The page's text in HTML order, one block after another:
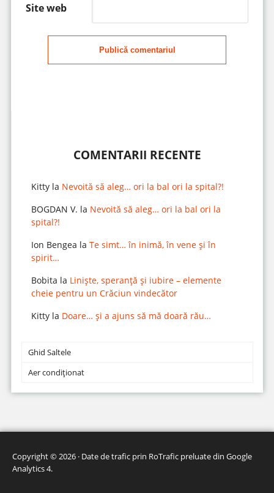
Site web
Publică comentariul
COMENTARII RECENTE
Kittyla Nevoită să aleg… ori la bal ori la spital?!
BOGDAN V. la Nevoită să aleg… ori la bal ori la
spital?!
Ion Bengea la Te simt… în inimă, în vene și în
spirit…
Bobita la Liniște, speranță și iubire – elemente
cheie pentru un Crăciun vindecător
Kittyla Doare… și a ajuns să mă doară rău…
Ghid Saltele
Aer condiționat
Copyright © 2026 · Date de trafic prin RoTrafic preluate din Google
Analytics 4.